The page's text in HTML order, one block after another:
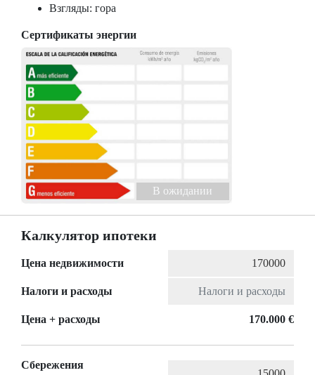
Взгляды: гора
Сертификаты энергии
B ожидании
Калкулятор ипотеки
Цена недвижимости
Налоги и расходы
Цена + расходы 170.000 €
Сбережения